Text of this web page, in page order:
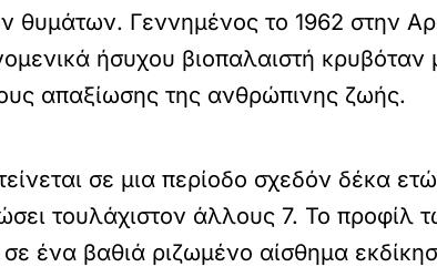
θυμάτων. Γεννημένος το 1962 στην
ήσυχου βιοπαλαιστή κρυβόταν
απαξίωσης της ανθρώπινης ζωής.
σε μια περίοδο σχεδόν δέκα
τουλάχιστον άλλους 7. Το προφίλ
ένα βαθιά ριζωμένο αίσθημα